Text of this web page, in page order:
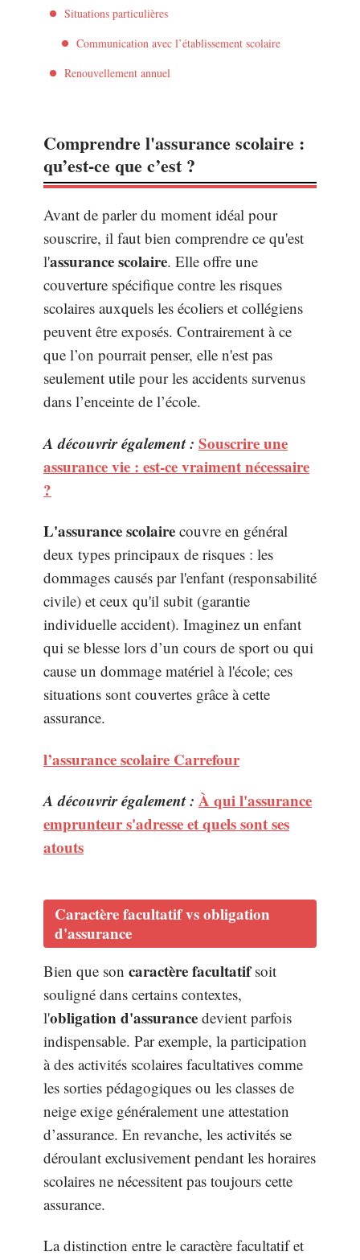
Situations particulières
Communication avec l’établissement scolaire
Renouvellement annuel
Comprendre l'assurance scolaire :
qu’est-ce que c’est ?
Avant de parler du moment idéal pour
souscrire, il faut bien comprendre ce qu'est
l'assurance scolaire. Elle offre une
couverture spécifique contre les risques
scolaires auxquels les écoliers et collégiens
peuvent être exposés. Contrairement à ce
que l’on pourrait penser, elle n'est pas
seulement utile pour les accidents survenus
dans l’enceinte de l’école.
A découvrir également : Souscrire une
assurance vie : est-ce vraiment nécessaire
?
L'assurance scolaire couvre en général
deux types principaux de risques : les
dommages causés par l'enfant (responsabilité
civile) et ceux qu'il subit (garantie
individuelle accident). Imaginez un enfant
qui se blesse lors d’un cours de sport ou qui
cause un dommage matériel à l'école; ces
situations sont couvertes grâce à cette
assurance.
l’assurance scolaire Carrefour
A découvrir également : À qui l'assurance
emprunteur s'adresse et quels sont ses
atouts
Caractère facultatif vs obligation
d'assurance
Bien que son caractère facultatifsoit
souligné dans certains contextes,
l'obligation d'assurance devient parfois
indispensable. Par exemple, la participation
à des activités scolaires facultatives comme
les sorties pédagogiques ou les classes de
neige exige généralement une attestation
d’assurance. En revanche, les activités se
déroulant exclusivement pendant les horaires
scolaires ne nécessitent pas toujours cette
assurance.
La distinction entre le caractère facultatif et